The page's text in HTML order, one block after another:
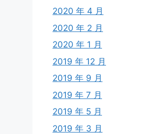
2020 年 4 月
2020 年 2 月
2020 年 1 月
2019 年 12 月
2019 年 9 月
2019 年 7 月
2019 年 5 月
2019 年 3 月